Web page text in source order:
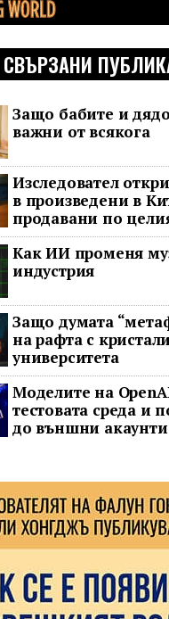
СВЪРЗАНИ
Защо бабите и
важни от всякога
Изследовател
в произведени в
продавани по
Как ИИ променя
индустрия
Защо думата
на рафта с
университета
Моделите на
тестовата среда и
до външни акаунти